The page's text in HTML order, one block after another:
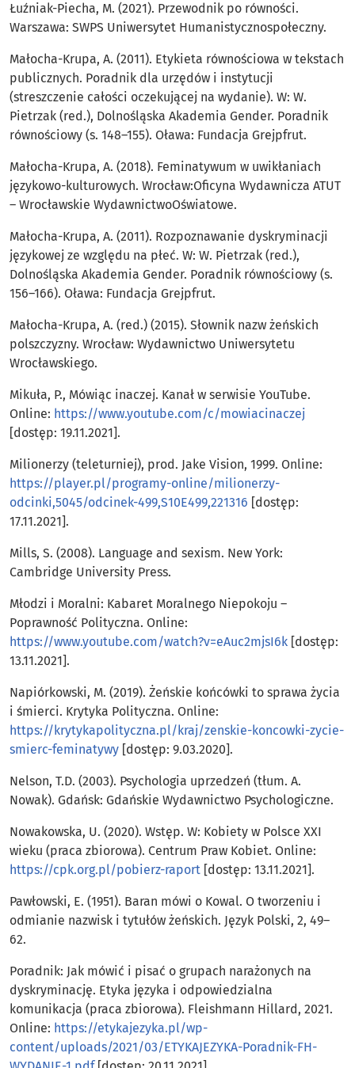
Łuźniak-Piecha, M. (2021). Przewodnik po równości.
Warszawa: SWPS Uniwersytet Humanistycznospołeczny.
Małocha-Krupa, A. (2011). Etykieta równościowa w tekstach
publicznych. Poradnik dla urzędów i instytucji
(streszczenie całości oczekującej na wydanie). W: W.
Pietrzak (red.), Dolnośląska Akademia Gender. Poradnik
równościowy (s. 148–155). Oława: Fundacja Grejpfrut.
Małocha-Krupa, A. (2018). Feminatywum w uwikłaniach
językowo-kulturowych. Wrocław:Oficyna Wydawnicza ATUT
– Wrocławskie WydawnictwoOświatowe.
Małocha-Krupa, A. (2011). Rozpoznawanie dyskryminacji
językowej ze względu na płeć. W: W. Pietrzak (red.),
Dolnośląska Akademia Gender. Poradnik równościowy (s.
156–166). Oława: Fundacja Grejpfrut.
Małocha-Krupa, A. (red.) (2015). Słownik nazw żeńskich
polszczyzny. Wrocław: Wydawnictwo Uniwersytetu
Wrocławskiego.
Mikuła, P., Mówiąc inaczej. Kanał w serwisie YouTube.
Online: https://www.youtube.com/c/mowiacinaczej
[dostęp: 19.11.2021].
Milionerzy (teleturniej), prod. Jake Vision, 1999. Online:
https://player.pl/programy-online/milionerzy-
odcinki,5045/odcinek-499,S10E499,221316 [dostęp:
17.11.2021].
Mills, S. (2008). Language and sexism. New York:
Cambridge University Press.
Młodzi i Moralni: Kabaret Moralnego Niepokoju –
Poprawność Polityczna. Online:
https://www.youtube.com/watch?v=eAuc2mjsI6k [dostęp:
13.11.2021].
Napiórkowski, M. (2019). Żeńskie końcówki to sprawa życia
i śmierci. Krytyka Polityczna. Online:
https://krytykapolityczna.pl/kraj/zenskie-koncowki-zycie-
smierc-feminatywy [dostęp: 9.03.2020].
Nelson, T.D. (2003). Psychologia uprzedzeń (tłum. A.
Nowak). Gdańsk: Gdańskie Wydawnictwo Psychologiczne.
Nowakowska, U. (2020). Wstęp. W: Kobiety w Polsce XXI
wieku (praca zbiorowa). Centrum Praw Kobiet. Online:
https://cpk.org.pl/pobierz-raport [dostęp: 13.11.2021].
Pawłowski, E. (1951). Baran mówi o Kowal. O tworzeniu i
odmianie nazwisk i tytułów żeńskich. Język Polski, 2, 49–
62.
Poradnik: Jak mówić i pisać o grupach narażonych na
dyskryminację. Etyka języka i odpowiedzialna
komunikacja (praca zbiorowa). Fleishmann Hillard, 2021.
Online: https://etykajezyka.pl/wp-
content/uploads/2021/03/ETYKAJEZYKA-Poradnik-FH-